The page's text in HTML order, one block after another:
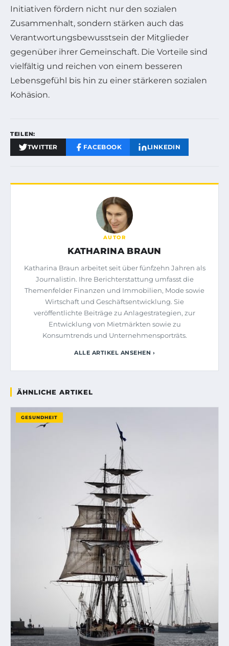
Initiativen fördern nicht nur den sozialen
Zusammenhalt, sondern stärken auch das
Verantwortungsbewusstsein der Mitglieder
gegenüber ihrer Gemeinschaft. Die Vorteile sind
vielfältig und reichen von einem besseren
Lebensgefühl bis hin zu einer stärkeren sozialen
Kohäsion.
TEILEN:
TWITTER FACEBOOK LINKEDIN
AUTOR
KATHARINA BRAUN
Katharina Braun arbeitet seit über fünfzehn Jahren als
Journalistin. Ihre Berichterstattung umfasst die
Themenfelder Finanzen und Immobilien, Mode sowie
Wirtschaft und Geschäftsentwicklung. Sie
veröffentlichte Beiträge zu Anlagestrategien, zur
Entwicklung von Mietmärkten sowie zu
Konsumtrends und Unternehmensporträts.
ALLE ARTIKEL ANSEHEN ›
ÄHNLICHE ARTIKEL
GESUNDHEIT